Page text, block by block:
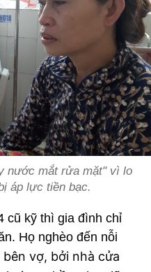
nước mắt rửa mặt" vì lo
áp lực tiền bạc.
cũ kỹ thì gia đình chỉ
Họ nghèo đến nỗi
bên vợ, bởi nhà cửa